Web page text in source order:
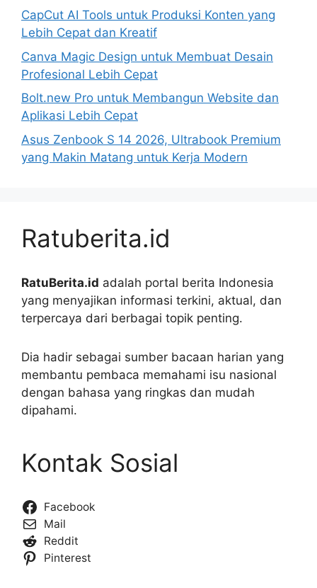
CapCut AI Tools untuk Produksi Konten yang
Lebih Cepat dan Kreatif
Canva Magic Design untuk Membuat Desain
Profesional Lebih Cepat
Bolt.new Pro untuk Membangun Website dan
Aplikasi Lebih Cepat
Asus Zenbook S 14 2026, Ultrabook Premium
yang Makin Matang untuk Kerja Modern
Ratuberita.id
RatuBerita.id adalah portal berita Indonesia
yang menyajikan informasi terkini, aktual, dan
terpercaya dari berbagai topik penting.
Dia hadir sebagai sumber bacaan harian yang
membantu pembaca memahami isu nasional
dengan bahasa yang ringkas dan mudah
dipahami.
Kontak Sosial
Facebook
Mail
Reddit
Pinterest